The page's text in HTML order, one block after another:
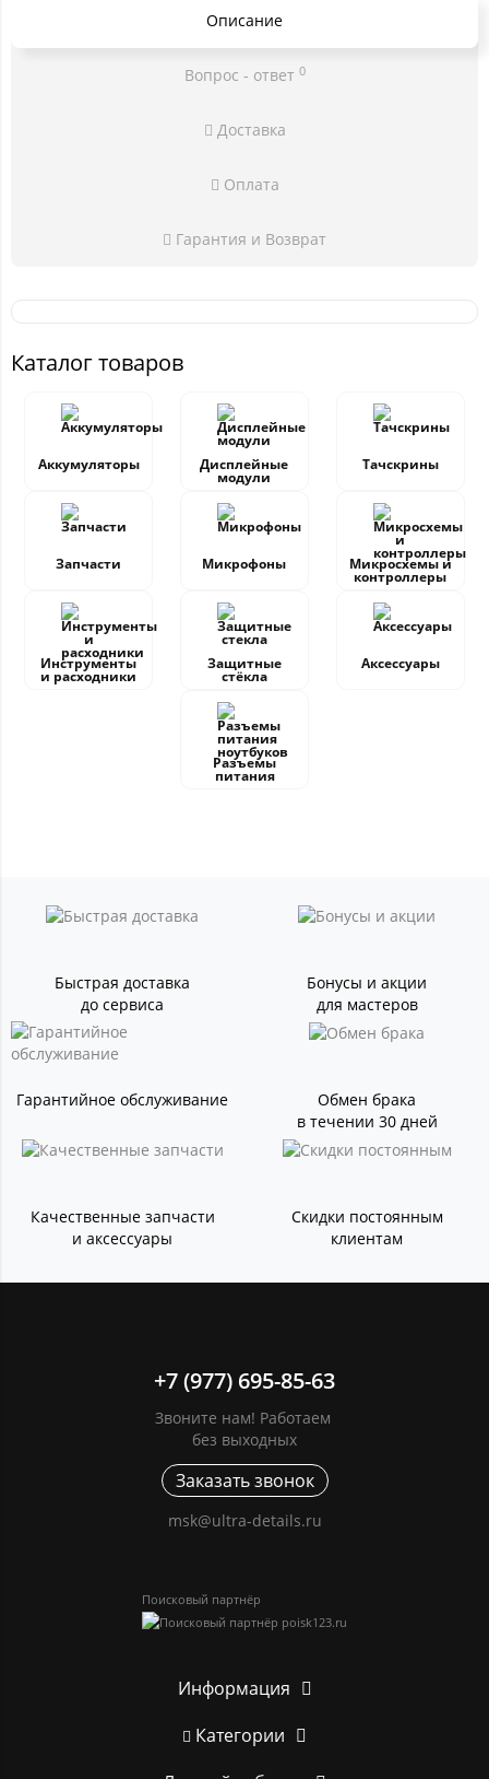
Описание
Вопрос - ответ 0
Доставка
Оплата
Гарантия и Возврат
Каталог товаров
Аккумуляторы Дисплейные
модули
Тачскрины
Запчасти Микрофоны Микросхемы и
контроллеры
Инструменты
и расходники
Защитные
стёкла
Аксессуары
Разъемы
питания
Быстрая доставка
до сервиса
Бонусы и акции
для мастеров
Гарантийное обслуживание
Обмен брака
в течении 30 дней
Качественные запчасти
и аксессуары
Скидки постоянным
клиентам
+7 (977) 695-85-63
Звоните нам! Работаем
без выходных
Заказать звонок
msk@ultra-details.ru
Поисковый партнёр
Информация
Категории